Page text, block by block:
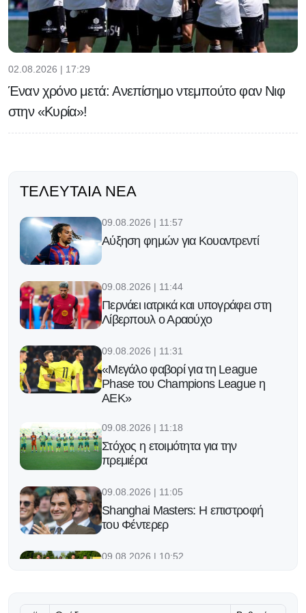
02.08.2026 | 17:29
Έναν χρόνο μετά: Ανεπίσημο ντεμπούτο φαν Νιφ
στην «Κυρία»!
ΤΕΛΕΥΤΑΊΑ ΝΈΑ
09.08.2026 | 11:57
Αύξηση φημών για Κουαντρεντί
09.08.2026 | 11:44
Περνάει ιατρικά και υπογράφει στη
Λίβερπουλ ο Αραούχο
09.08.2026 | 11:31
«Μεγάλο φαβορί για τη League
Phase του Champions League η
ΑΕΚ»
09.08.2026 | 11:18
Στόχος η ετοιμότητα για την
πρεμιέρα
09.08.2026 | 11:05
Shanghai Masters: Η επιστροφή
του Φέντερερ
09.08.2026 | 10:52